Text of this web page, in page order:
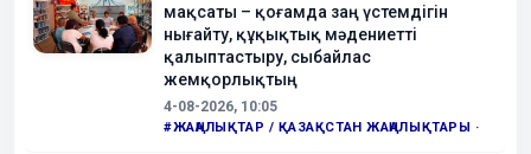
мақсаты – қоғамда заң үстемдігін
нығайту, құқықтық мәдениетті
қалыптастыру, сыбайлас
жемқорлықтың
4-08-2026, 10:05
#ЖАҢАЛЫҚТАР / ҚАЗАҚСТАН ЖАҢАЛЫҚТАРЫ ·